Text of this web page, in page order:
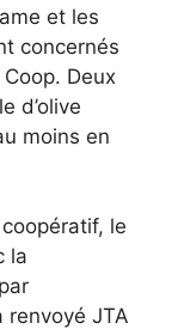
et les
concernés
Deux
d’olive
moins en
le
la
renvoyé JTA